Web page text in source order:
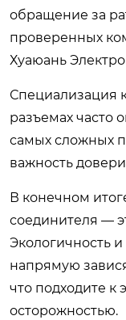
обращение за
проверенных
Хуаюань
Специализация
разъемах часто
самых сложных
важность
В конечном
соединителя —
Экологичность
напрямую
что подходите к
осторожностью.